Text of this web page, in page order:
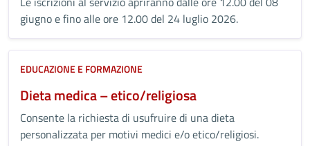
giugno e fino alle ore 12.00 del 24 luglio 2026.
EDUCAZIONE E FORMAZIONE
Dieta medica – etico/religiosa
Consente la richiesta di usufruire di una dieta
personalizzata per motivi medici e/o etico/religiosi.